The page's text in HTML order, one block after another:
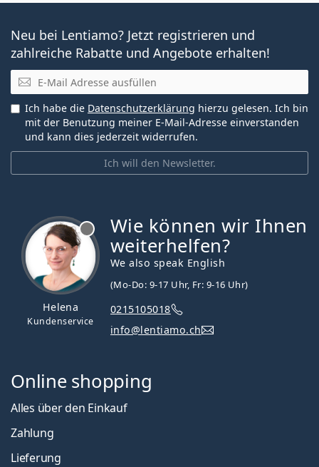
Neu bei Lentiamo? Jetzt registrieren und
zahlreiche Rabatte und Angebote erhalten!
E-Mail
Ich will den Newsletter.
Ich habe die Datenschutzerklärung hierzu gelesen. Ich bin
mit der Benutzung meiner E-Mail-Adresse einverstanden
und kann dies jederzeit widerrufen.
Helena
Kundenservice
Wie können wir Ihnen
weiterhelfen?
We also speak English
(Mo-Do: 9-17 Uhr, Fr: 9-16 Uhr)
0215105018
info@lentiamo.ch
Online shopping
Alles über den Einkauf
Zahlung
Lieferung